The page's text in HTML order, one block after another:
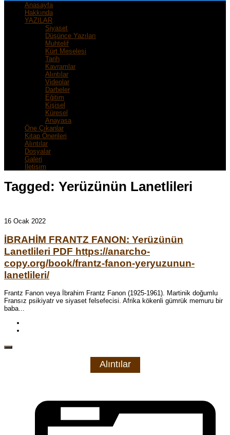
Anasayfa
Hakkında
YAZILAR
Siyaset
Düşünce Yazıları
Muhtelif
Kürt Meselesi
Tarih
Kavramlar
Alıntılar
Videolar
Darbeler
Eğitim
Kişisel
Küresel
Anayasa
Öne Çıkanlar
Kitap Önerileri
Alıntılar
Dosyalar
Galeri
İletişim
Tagged: Yerüzünün Lanetlileri
16 Ocak 2022
İBRAHİM FRANTZ FANON: Yerüzünün
Lanetlileri PDF https://anarcho-
copy.org/book/frantz-fanon-yeryuzunun-
lanetlileri/
Frantz Fanon veya İbrahim Frantz Fanon (1925-1961). Martinik doğumlu
Fransız psikiyatr ve siyaset felsefecisi. Afrika kökenli gümrük memuru bir
baba...
Alıntılar